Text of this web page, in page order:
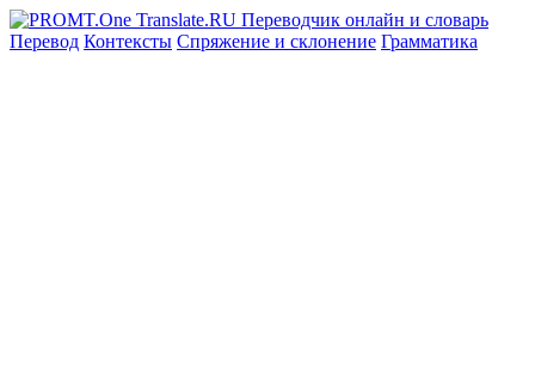
Перевод Контексты Спряжение и склонение Грамматика